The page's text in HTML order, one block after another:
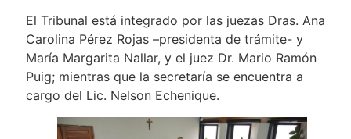
El Tribunal está integrado por las juezas Dras. Ana
Carolina Pérez Rojas –presidenta de trámite- y
María Margarita Nallar, y el juez Dr. Mario Ramón
Puig; mientras que la secretaría se encuentra a
cargo del Lic. Nelson Echenique.